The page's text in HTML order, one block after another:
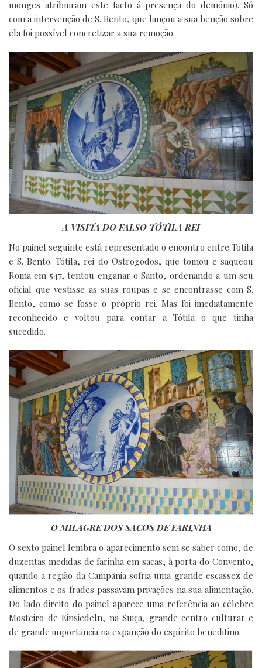
monges atribuiram este facto á presença do demónio). Só
com a intervenção de S. Bento, que lançou a sua benção sobre
ela foi possível concretizar a sua remoção.
A VISITA DO FALSO TÓTILA REI
No painel seguinte está representado o encontro entre Tótila
e S. Bento. Tótila, rei do Ostrogodos, que tomou e saqueou
Roma em 547, tentou enganar o Santo, ordenando a um seu
oficial que vestisse as suas roupas e se encontrasse com S.
Bento, como se fosse o próprio rei. Mas foi imediatamente
reconhecido e voltou para contar a Tótila o que tinha
sucedido.
O MILAGRE DOS SACOS DE FARINHA
O sexto painel lembra o aparecimento sem se saber como, de
duzentas medidas de farinha em sacas, à porta do Convento,
quando a região da Campânia sofria uma grande escassez de
alimentos e os frades passavam privações na sua alimentação.
Do lado direito do painel aparece uma referência ao célebre
Mosteiro de Einsiedeln, na Suiça, grande centro culturar e
de grande importância na expanção do espírito beneditino.